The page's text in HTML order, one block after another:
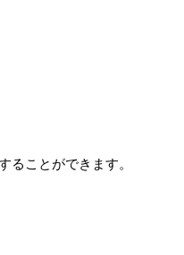
ることができます。